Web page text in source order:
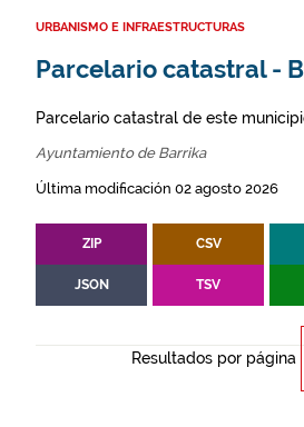
URBANISMO E INFRAESTRUCTURAS
Parcelario catastral -
Parcelario catastral de este
Ayuntamiento de Barrika
Última modificación 02 agosto 2026
ZIP CSV
JSON TSV
Resultados por página